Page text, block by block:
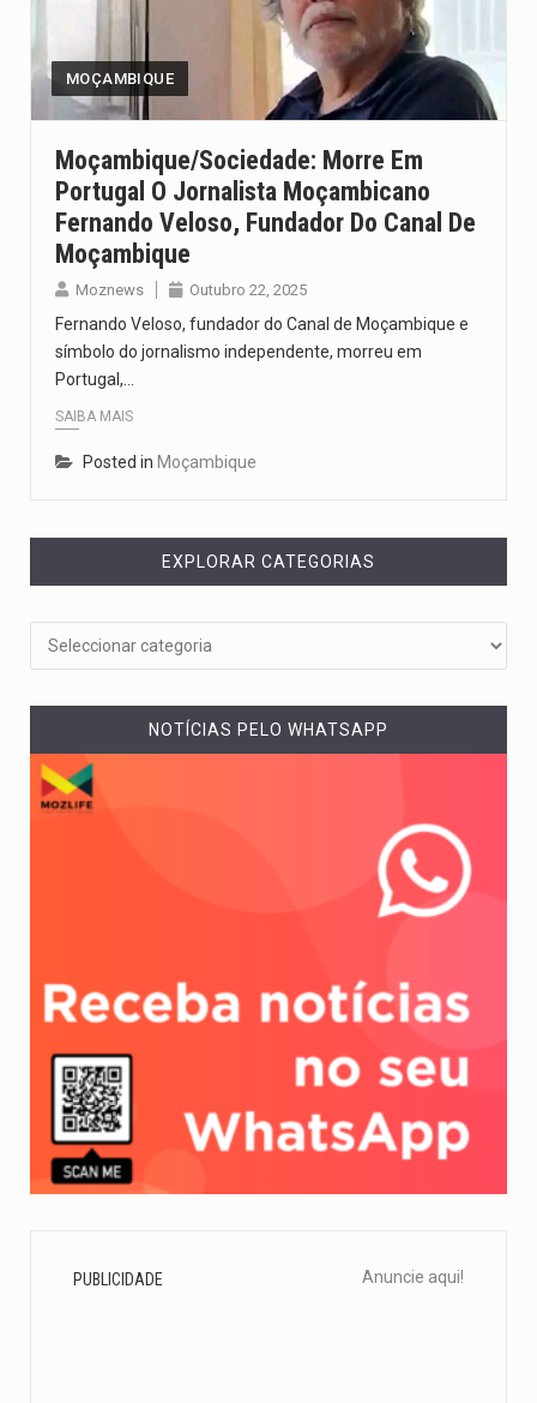
O pagamento marca o desfecho de um dos processos mais…
O Departamento de Estado norte-americano confirmou que cidadãos dos Estados…
MOÇAMBIQUE
Moçambique/Sociedade: Morre Em
Portugal O Jornalista Moçambicano
Fernando Veloso, Fundador Do Canal De
Moçambique
Moznews Outubro 22, 2025
Fernando Veloso, fundador do Canal de Moçambique e
símbolo do jornalismo independente, morreu em
Portugal,…
SAIBA MAIS
Posted in Moçambique
EXPLORAR CATEGORIAS
NOTÍCIAS PELO WHATSAPP
PUBLICIDADE Anuncie aqui!